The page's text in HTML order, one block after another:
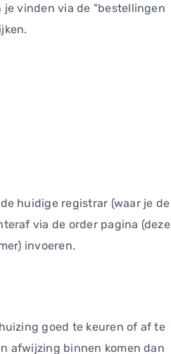
je vinden via de "bestellingen
huidige registrar (waar je de
via de order pagina (deze
invoeren.
goed te keuren of af te
afwijzing binnen komen dan